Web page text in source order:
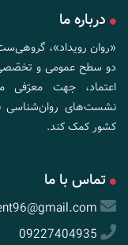
درباره ما
«روان رویداد»،
دو سطح عمومی و تخصّصی
اعتماد، جهت معرّفی
نشست‌های روان‌شناسی
کشور کمک کند.
تماس با ما
09227404935